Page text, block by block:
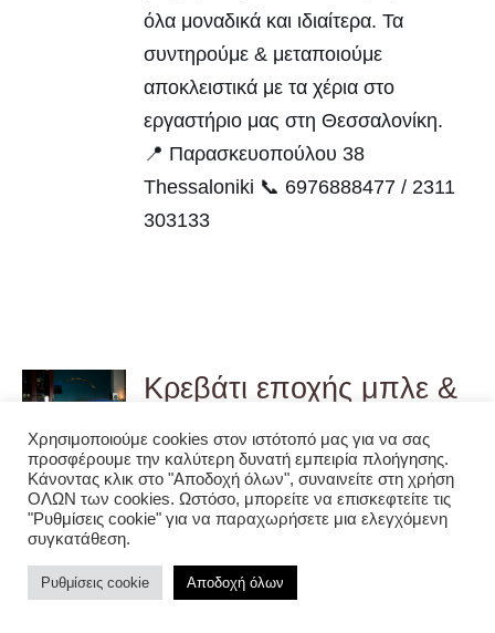
όλα μοναδικά και ιδιαίτερα. Τα
συντηρούμε & μεταποιούμε
αποκλειστικά με τα χέρια στο
εργαστήριο μας στη Θεσσαλονίκη.
📍 Παρασκευοπούλου 38
Thessaloniki 📞 6976888477 / 2311
303133
DETAILS
Κρεβάτι εποχής μπλε &
χρυσό
⚫Κρεβάτι εποχήςΉταν σε
εξαιρετική κατάσταση μετά από τόσα
σε ένα καινούργιο παιδικό δωμάτιο
Χρησιμοποιούμε cookies στον ιστότοπό μας για να σας
προσφέρουμε την καλύτερη δυνατή εμπειρία πλοήγησης.
Κάνοντας κλικ στο "Αποδοχή όλων", συναινείτε στη χρήση
ΟΛΩΝ των cookies. Ωστόσο, μπορείτε να επισκεφτείτε τις
"Ρυθμίσεις cookie" για να παραχωρήσετε μια ελεγχόμενη
συγκατάθεση.
Ρυθμίσεις cookie Αποδοχή όλων